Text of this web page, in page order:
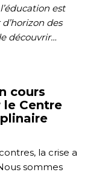
est
des
découvrir…
cours
Centre
la crise a
sommes